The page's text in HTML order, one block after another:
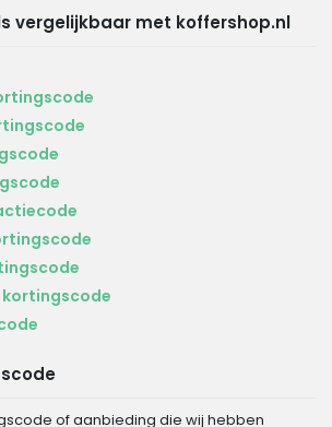
vergelijkbaar met koffershop.nl
of aanbieding die wij hebben